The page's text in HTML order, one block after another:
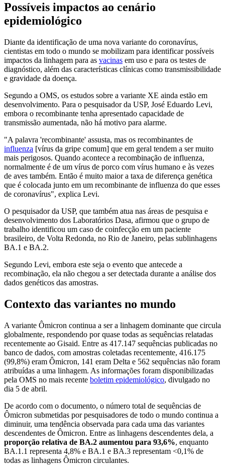
Possíveis impactos ao cenário
epidemiológico
Diante da identificação de uma nova variante do coronavírus,
cientistas em todo o mundo se mobilizam para identificar possíveis
impactos da linhagem para as vacinas em uso e para os testes de
diagnóstico, além das características clínicas como transmissibilidade
e gravidade da doença.
Segundo a OMS, os estudos sobre a variante XE ainda estão em
desenvolvimento. Para o pesquisador da USP, José Eduardo Levi,
embora o recombinante tenha apresentado capacidade de
transmissão aumentada, não há motivo para alarme.
"A palavra 'recombinante' assusta, mas os recombinantes de
influenza [vírus da gripe comum] que em geral tendem a ser muito
mais perigosos. Quando acontece a recombinação de influenza,
normalmente é de um vírus de porco com vírus humano e às vezes
de aves também. Então é muito maior a taxa de diferença genética
que é colocada junto em um recombinante de influenza do que esses
de coronavírus", explica Levi.
O pesquisador da USP, que também atua nas áreas de pesquisa e
desenvolvimento dos Laboratórios Dasa, afirmou que o grupo de
trabalho identificou um caso de coinfecção em um paciente
brasileiro, de Volta Redonda, no Rio de Janeiro, pelas sublinhagens
BA.1 e BA.2.
Segundo Levi, embora este seja o evento que antecede a
recombinação, ela não chegou a ser detectada durante a análise dos
dados genéticos das amostras.
Contexto das variantes no mundo
A variante Ômicron continua a ser a linhagem dominante que circula
globalmente, respondendo por quase todas as sequências relatadas
recentemente ao Gisaid. Entre as 417.147 sequências publicadas no
banco de dados, com amostras coletadas recentemente, 416.175
(99,8%) eram Ômicron, 141 eram Delta e 562 sequências não foram
atribuídas a uma linhagem. As informações foram disponibilizadas
pela OMS no mais recente boletim epidemiológico, divulgado no
dia 5 de abril.
De acordo com o documento, o número total de sequências de
Ômicron submetidas por pesquisadores de todo o mundo continua a
diminuir, uma tendência observada para cada uma das variantes
descendentes de Ômicron. Entre as linhagens descendentes dela, a
proporção relativa de BA.2 aumentou para 93,6%, enquanto
BA.1.1 representa 4,8% e BA.1 e BA.3 representam <0,1% de
todas as linhagens Ômicron circulantes.